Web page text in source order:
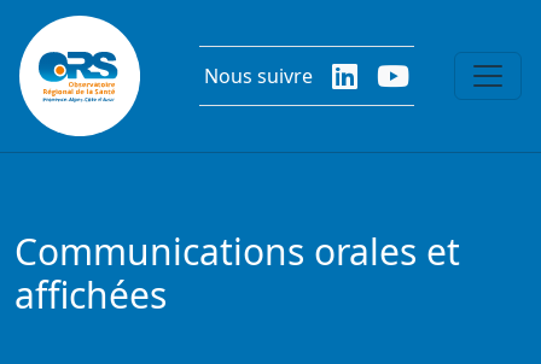
Aller au contenu principal
Nous suivre
Communications orales et
affichées